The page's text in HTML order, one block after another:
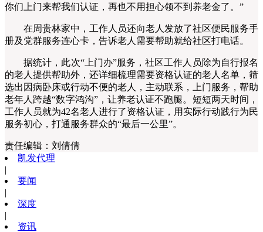
你们上门来帮我们认证，再也不用担心领不到养老金了。”
在周贵林家中，工作人员还向老人发放了社区便民服务手
册及党群服务连心卡，告诉老人需要帮助就给社区打电话。
据统计，此次“上门办”服务，社区工作人员除为自行报名
的老人提供帮助外，还详细梳理需要资格认证的老人名单，筛
选出因病卧床或行动不便的老人，主动联系，上门服务，帮助
老年人跨越“数字鸿沟”，让养老认证不跑腿。短短两天时间，
工作人员就为42名老人进行了资格认证，用实际行动践行为民
服务初心，打通服务群众的“最后一公里”。
责任编辑： 刘倩倩
凯发代理
|
要闻
|
深度
|
资讯